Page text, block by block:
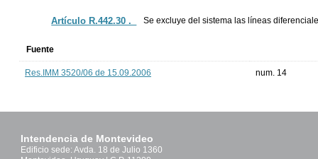
Artículo R.442.30 ._ Se excluye del sistema las líneas
Fuente
Res.IMM 3520/06 de 15.09.2006 num. 14
Intendencia de Montevideo
Edificio sede: Avda. 18 de Julio 1360